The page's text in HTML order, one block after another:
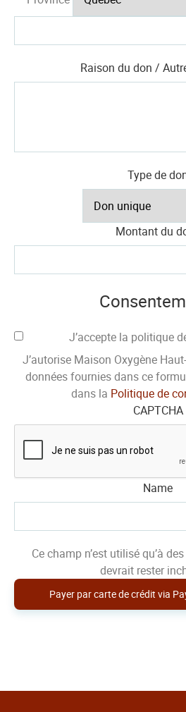
Raison du don /
Type de
Montant du
J’accepte la politique
J’autorise Maison Oxygène
données fournies dans ce
dans la Politique de
CAPTCHA
Name
Ce champ n’est utilisé qu’à
devrait rester